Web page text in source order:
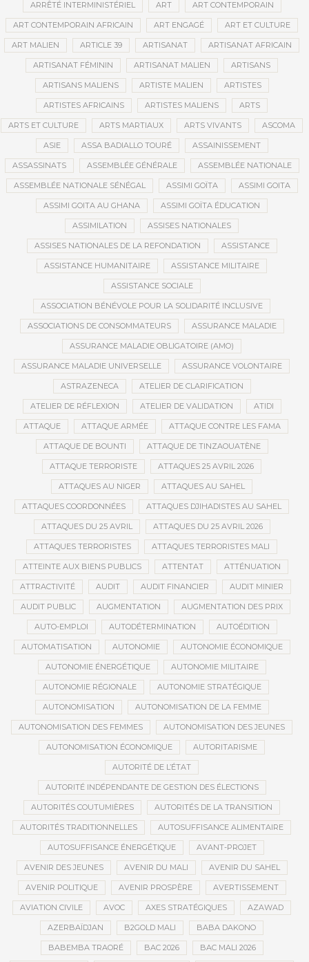
ARRÊTÉ INTERMINISTÉRIEL ART ART CONTEMPORAIN
ART CONTEMPORAIN AFRICAIN ART ENGAGÉ ART ET CULTURE
ART MALIEN ARTICLE 39 ARTISANAT ARTISANAT AFRICAIN
ARTISANAT FÉMININ ARTISANAT MALIEN ARTISANS
ARTISANS MALIENS ARTISTE MALIEN ARTISTES
ARTISTES AFRICAINS ARTISTES MALIENS ARTS
ARTS ET CULTURE ARTS MARTIAUX ARTS VIVANTS ASCOMA
ASIE ASSA BADIALLO TOURÉ ASSAINISSEMENT
ASSASSINATS ASSEMBLÉE GÉNÉRALE ASSEMBLÉE NATIONALE
ASSEMBLÉE NATIONALE SÉNÉGAL ASSIMI GOÏTA ASSIMI GOITA
ASSIMI GOITA AU GHANA ASSIMI GOÏTA ÉDUCATION
ASSIMILATION ASSISES NATIONALES
ASSISES NATIONALES DE LA REFONDATION ASSISTANCE
ASSISTANCE HUMANITAIRE ASSISTANCE MILITAIRE
ASSISTANCE SOCIALE
ASSOCIATION BÉNÉVOLE POUR LA SOLIDARITÉ INCLUSIVE
ASSOCIATIONS DE CONSOMMATEURS ASSURANCE MALADIE
ASSURANCE MALADIE OBLIGATOIRE (AMO)
ASSURANCE MALADIE UNIVERSELLE ASSURANCE VOLONTAIRE
ASTRAZENECA ATELIER DE CLARIFICATION
ATELIER DE RÉFLEXION ATELIER DE VALIDATION ATIDI
ATTAQUE ATTAQUE ARMÉE ATTAQUE CONTRE LES FAMA
ATTAQUE DE BOUNTI ATTAQUE DE TINZAOUATÈNE
ATTAQUE TERRORISTE ATTAQUES 25 AVRIL 2026
ATTAQUES AU NIGER ATTAQUES AU SAHEL
ATTAQUES COORDONNÉES ATTAQUES DJIHADISTES AU SAHEL
ATTAQUES DU 25 AVRIL ATTAQUES DU 25 AVRIL 2026
ATTAQUES TERRORISTES ATTAQUES TERRORISTES MALI
ATTEINTE AUX BIENS PUBLICS ATTENTAT ATTÉNUATION
ATTRACTIVITÉ AUDIT AUDIT FINANCIER AUDIT MINIER
AUDIT PUBLIC AUGMENTATION AUGMENTATION DES PRIX
AUTO-EMPLOI AUTODÉTERMINATION AUTOÉDITION
AUTOMATISATION AUTONOMIE AUTONOMIE ÉCONOMIQUE
AUTONOMIE ÉNERGÉTIQUE AUTONOMIE MILITAIRE
AUTONOMIE RÉGIONALE AUTONOMIE STRATÉGIQUE
AUTONOMISATION AUTONOMISATION DE LA FEMME
AUTONOMISATION DES FEMMES AUTONOMISATION DES JEUNES
AUTONOMISATION ÉCONOMIQUE AUTORITARISME
AUTORITÉ DE L’ÉTAT
AUTORITÉ INDÉPENDANTE DE GESTION DES ÉLECTIONS
AUTORITÉS COUTUMIÈRES AUTORITÉS DE LA TRANSITION
AUTORITÉS TRADITIONNELLES AUTOSUFFISANCE ALIMENTAIRE
AUTOSUFFISANCE ÉNERGÉTIQUE AVANT-PROJET
AVENIR DES JEUNES AVENIR DU MALI AVENIR DU SAHEL
AVENIR POLITIQUE AVENIR PROSPÈRE AVERTISSEMENT
AVIATION CIVILE AVOC AXES STRATÉGIQUES AZAWAD
AZERBAÏDJAN B2GOLD MALI BABA DAKONO
BABEMBA TRAORÉ BAC 2026 BAC MALI 2026